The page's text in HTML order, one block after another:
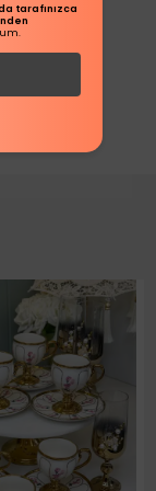
tarafınızca